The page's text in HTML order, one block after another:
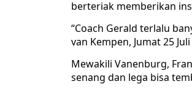
berteriak memberikan
“Coach Gerald terlalu
van Kempen, Jumat 25
Mewakili Vanenburg,
senang dan lega bisa